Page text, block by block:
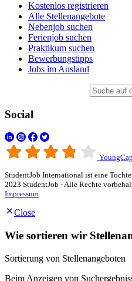
Kostenlos registrieren
Alle Stellenangebote
Nebenjob suchen
Ferienjob suchen
Praktikum suchen
Bewerbungstipps
Jobs im Ausland
Social
StudentJob International ist eine
2023 StudentJob - Alle Rechte
Impressum
Close
Wie sortieren wir
Sortierung von Stellenangeboten
Beim Anzeigen von